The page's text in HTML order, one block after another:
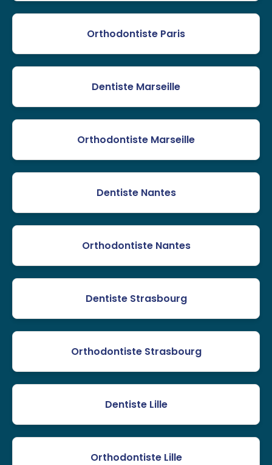
Orthodontiste Paris
Dentiste Marseille
Orthodontiste Marseille
Dentiste Nantes
Orthodontiste Nantes
Dentiste Strasbourg
Orthodontiste Strasbourg
Dentiste Lille
Orthodontiste Lille